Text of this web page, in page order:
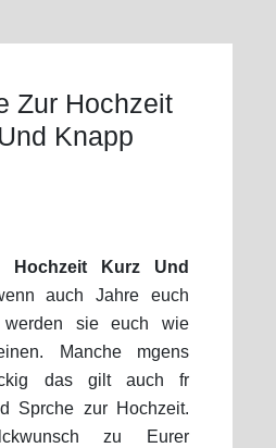
Zur Hochzeit
Knapp
Hochzeit Kurz Und
auch Jahre euch
werden sie euch wie
Manche mgens
das gilt auch fr
Sprche zur Hochzeit.
zu Eurer